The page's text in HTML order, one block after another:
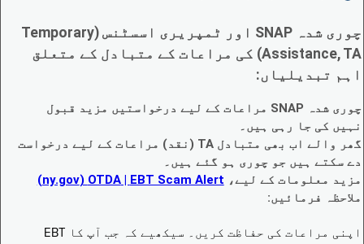
چوری شدہ SNAP اور ٹمپریری اسسٹنس (Temporary
Assistance, TA) کی مراعات کے متبادل کے متعلق
اہم تبدیلیاں:
چوری شدہ SNAP مراعات کے لیے درخواستیں مزید قبول
نہیں کی جا رہی ہیں۔
گھر والے اب بھی متبادل TA (نقد) مراعات کے لیے درخواست
دے سکتے ہیں جو چوری ہو گئے ہیں۔
مزید معلومات کے لیے، EBT Scam Alert ‏| OTDA ‏(ny.gov)
ملاحظہ فرمائیں:
اپنی مراعات کی حفاظت کریں۔ سیکھیے کہ جب آپ کا EBT